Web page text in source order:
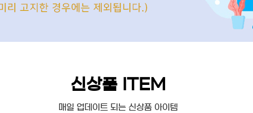
신상품 ITEM
매일 업데이트 되는 신상품 아이템